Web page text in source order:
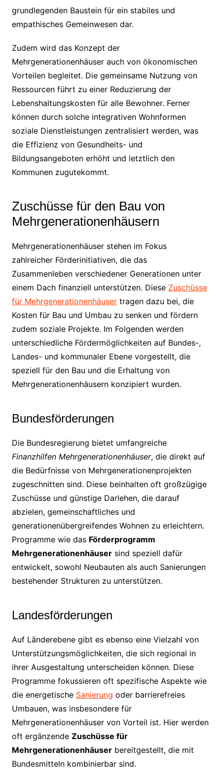
grundlegenden Baustein für ein stabiles und
empathisches Gemeinwesen dar.
Zudem wird das Konzept der
Mehrgenerationenhäuser auch von ökonomischen
Vorteilen begleitet. Die gemeinsame Nutzung von
Ressourcen führt zu einer Reduzierung der
Lebenshaltungskosten für alle Bewohner. Ferner
können durch solche integrativen Wohnformen
soziale Dienstleistungen zentralisiert werden, was
die Effizienz von Gesundheits- und
Bildungsangeboten erhöht und letztlich den
Kommunen zugutekommt.
Zuschüsse für den Bau von
Mehrgenerationenhäusern
Mehrgenerationenhäuser stehen im Fokus
zahlreicher Förderinitiativen, die das
Zusammenleben verschiedener Generationen unter
einem Dach finanziell unterstützen. Diese Zuschüsse
für Mehrgenerationenhäusertragen dazu bei, die
Kosten für Bau und Umbau zu senken und fördern
zudem soziale Projekte. Im Folgenden werden
unterschiedliche Fördermöglichkeiten auf Bundes-,
Landes- und kommunaler Ebene vorgestellt, die
speziell für den Bau und die Erhaltung von
Mehrgenerationenhäusern konzipiert wurden.
Bundesförderungen
Die Bundesregierung bietet umfangreiche
Finanzhilfen Mehrgenerationenhäuser, die direkt auf
die Bedürfnisse von Mehrgenerationenprojekten
zugeschnitten sind. Diese beinhalten oft großzügige
Zuschüsse und günstige Darlehen, die darauf
abzielen, gemeinschaftliches und
generationenübergreifendes Wohnen zu erleichtern.
Programme wie das Förderprogramm
Mehrgenerationenhäusersind speziell dafür
entwickelt, sowohl Neubauten als auch Sanierungen
bestehender Strukturen zu unterstützen.
Landesförderungen
Auf Länderebene gibt es ebenso eine Vielzahl von
Unterstützungsmöglichkeiten, die sich regional in
ihrer Ausgestaltung unterscheiden können. Diese
Programme fokussieren oft spezifische Aspekte wie
die energetische Sanierung oder barrierefreies
Umbauen, was insbesondere für
Mehrgenerationenhäuser von Vorteil ist. Hier werden
oft ergänzende Zuschüsse für
Mehrgenerationenhäuserbereitgestellt, die mit
Bundesmitteln kombinierbar sind.